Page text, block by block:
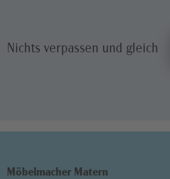
Nichts verpassen und gleich
Möbelmacher Matern